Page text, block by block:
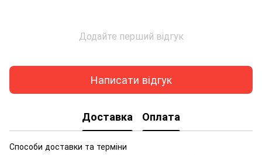
Додайте перший відгук
Написати відгук
Доставка Оплата
Способи доставки та терміни